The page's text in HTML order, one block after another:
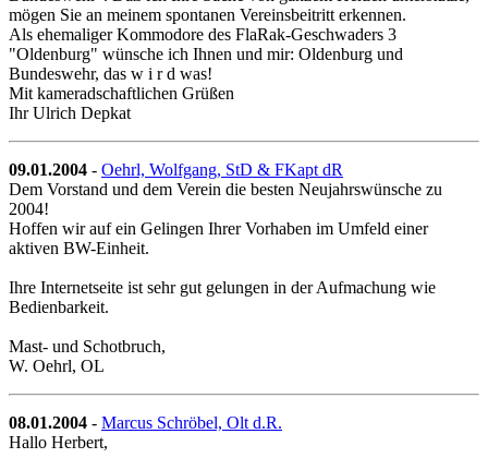
mögen Sie an meinem spontanen Vereinsbeitritt erkennen.
Als ehemaliger Kommodore des FlaRak-Geschwaders 3
"Oldenburg" wünsche ich Ihnen und mir: Oldenburg und
Bundeswehr, das w i r d was!
Mit kameradschaftlichen Grüßen
Ihr Ulrich Depkat
09.01.2004 - Oehrl, Wolfgang, StD & FKapt dR
Dem Vorstand und dem Verein die besten Neujahrswünsche zu
2004!
Hoffen wir auf ein Gelingen Ihrer Vorhaben im Umfeld einer
aktiven BW-Einheit.
Ihre Internetseite ist sehr gut gelungen in der Aufmachung wie
Bedienbarkeit.
Mast- und Schotbruch,
W. Oehrl, OL
08.01.2004 - Marcus Schröbel, Olt d.R.
Hallo Herbert,